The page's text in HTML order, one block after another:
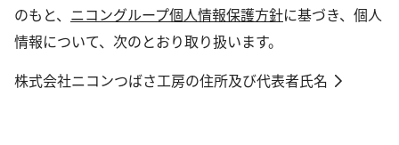
のもと、 ニコングループ個人情報保護方針に基づき、個人
情報について、次のとおり取り扱います。
株式会社ニコンつばさ工房の住所及び代表者氏名